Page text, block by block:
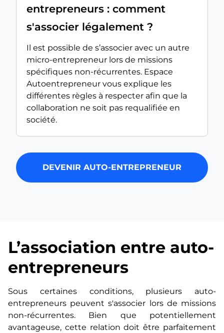
entrepreneurs : comment
s'associer légalement ?
Il est possible de s’associer avec un autre
micro-entrepreneur lors de missions
spécifiques non-récurrentes. Espace
Autoentrepreneur vous explique les
différentes règles à respecter afin que la
collaboration ne soit pas requalifiée en
société.
DEVENIR AUTO-ENTREPRENEUR
L’association entre auto-
entrepreneurs
Sous certaines conditions, plusieurs auto-
entrepreneurs peuvent s'associer lors de missions
non-récurrentes. Bien que potentiellement
avantageuse, cette relation doit être parfaitement